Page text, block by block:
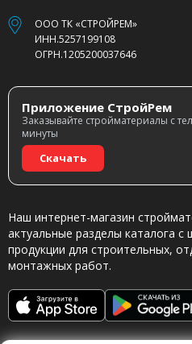
ООО ТК «СТРОЙРЕМ»
ИНН.5257199108
ОГРН.1205200037646
Приложение СтройРем
Заказывайте стройматериалы с
минуты
Скачать
Наш интернет-магазин
актуальные разделы каталога
продукции для строительных,
монтажных работ.